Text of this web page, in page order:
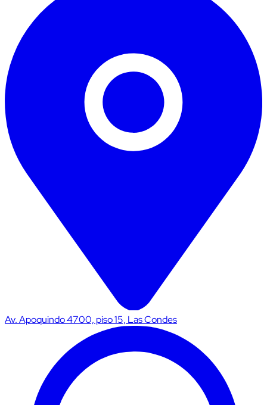
Av. Apoquindo 4700, piso 15, Las Condes